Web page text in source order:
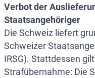
Verbot der
Staatsangehöriger
Die Schweiz liefert
Schweizer
IRSG). Stattdessen
Strafübernahme: Die